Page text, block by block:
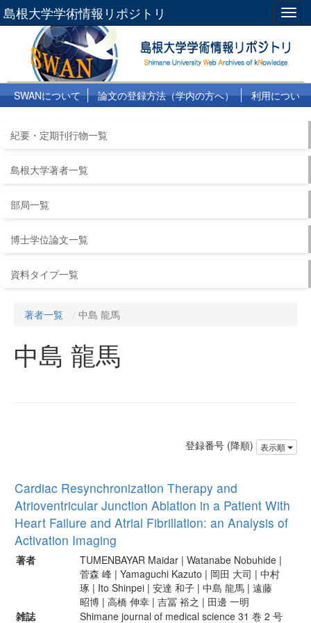
島根大学学術情報リポジトリ
SWANについて 論文の登録方法（学内の方へ）
利用につい
紀要・定期刊行物一覧
島根大学著者一覧
部局一覧
博士学位論文一覧
資料タイプ一覧
著者一覧 中島 龍馬
中島 龍馬
登録番号 (降順) 表示順
Cardiac Resynchronization Therapy and
Atrioventricular Junction Ablation in a Patient With
Heart Failure and Atrial Fibrillation: an Analysis of
Activation Imaging
著者
TUMENBAYAR Maidar | Watanabe Nobuhide |
菅森 峰 | Yamaguchi Kazuto | 岡田 大司 | 中村
琢 | Ito Shinpei | 安達 和子 | 中島 龍馬 | 遠藤
昭博 | 高橋 伸幸 | 吉冨 裕之 | 田邊 一明
雑誌
Shimane journal of medical science 31 巻 2 号